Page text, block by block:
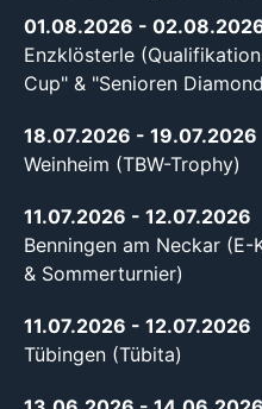
01.08.2026 -
Enzklösterle
Cup" & "Senioren
18.07.2026 - 19.07.2026
Weinheim (TBW-Trophy)
11.07.2026 - 12.07.2026
Benningen am Neckar (E-
& Sommerturnier)
11.07.2026 - 12.07.2026
Tübingen (Tübita)